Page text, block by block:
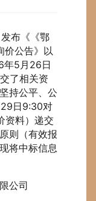
布《《鄂
价公告》以
年5月26日
了相关资
持公平、公
日9:30对
资料）递交
则（有效报
将中标信息
公司